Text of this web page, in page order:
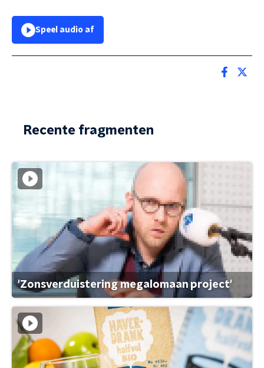
Speel audio af
Recente fragmenten
'Zonsverduistering megalomaan project'